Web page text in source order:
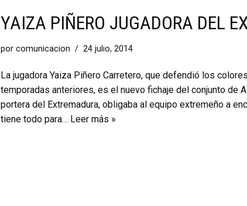
YAIZA PIÑERO JUGADORA DEL
por comunicacion 24 julio, 2014
La jugadora Yaiza Piñero Carretero, que defendió los
temporadas anteriores, es el nuevo fichaje del conjunto de
portera del Extremadura, obligaba al equipo extremeño a
tiene todo para… Leer más »